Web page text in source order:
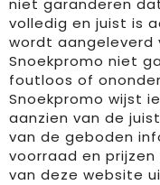
Binnenreclame
Buitenreclame
Sport
Werkkleding
Textiel
E.H.B.O.
Gereedschap
Gilets
Handschoenen
Horeca textiel
Caps, Hoeden
Dekens,
Gilets
Handschoenen
Crossbody
Draagtassen
Duffeltassen
Fietstassen
Paraplu's
Strandstoelen
Blikkoelers
Zonneschermen
Luchtverfrissers
niet garanderen
volledig en juist is
wordt aangeleverd
Snoekpromo niet
foutloos of
Snoekpromo wijst
aanzien van de
van de geboden
voorraad en
van deze website